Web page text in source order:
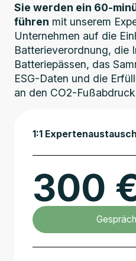
Sie werden ein 60-
führen mit unserem
Unternehmen auf die
Batterieverordnung, die
Batteriepässen, das
ESG-Daten und die
an den CO2-
1:1 Expertenaustausch
300